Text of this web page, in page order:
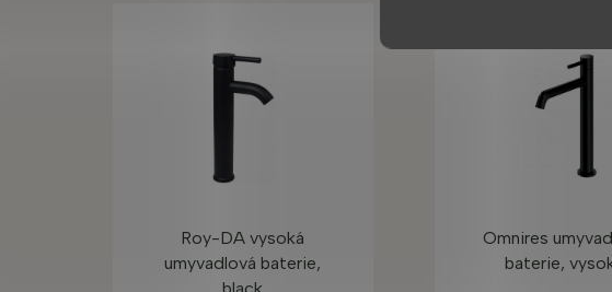
Roy-DA vysoká
umyvadlová baterie,
black
Omnires
baterie,